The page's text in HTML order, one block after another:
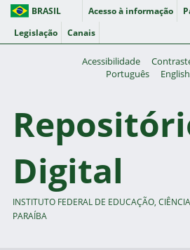
BRASIL Acesso à informação
Legislação
Canais
Acessibilidade
Português
English
Digital
INSTITUTO FEDERAL DE EDUCAÇÃO,
PARAÍBA